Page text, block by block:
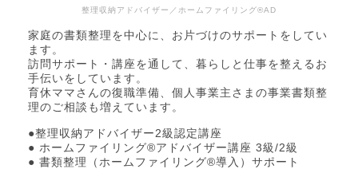
整理収納アドバイザー／ホームファイリング®AD
家庭の書類整理を中心に、お片づけのサポートをしてい
ます。
訪問サポート・講座を通して、暮らしと仕事を整えるお
手伝いをしています。
育休ママさんの復職準備、個人事業主さまの事業書類整
理のご相談も増えています。
●整理収納アドバイザー2級認定講座
● ホームファイリング®アドバイザー講座 3級/2級
● 書類整理（ホームファイリング®導入）サポート